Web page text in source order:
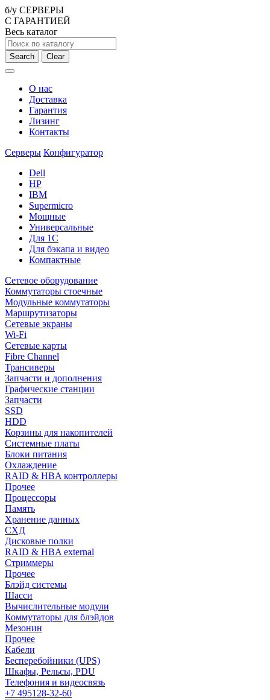
б/у СЕРВЕРЫ
С ГАРАНТИЕЙ
Весь каталог
Search Clear
О нас
Доставка
Гарантия
Лизинг
Контакты
Серверы Конфигуратор
Dell
HP
IBM
Supermicro
Мощные
Универсальные
Для 1С
Для бэкапа и видео
Компактные
Сетевое оборудование
Коммутаторы стоечные
Модульные коммутаторы
Маршрутизаторы
Сетевые экраны
Wi-Fi
Сетевые карты
Fibre Channel
Трансиверы
Запчасти и дополнения
Графические станции
Запчасти
SSD
HDD
Корзины для накопителей
Системные платы
Блоки питания
Охлаждение
RAID & HBA контроллеры
Прочее
Процессоры
Память
Хранение данных
СХД
Дисковые полки
RAID & HBA external
Стриммеры
Прочее
Блэйд системы
Шасси
Вычислительные модули
Коммутаторы для блэйдов
Мезонин
Прочее
Кабели
Бесперебойники (UPS)
Шкафы, Рельсы, PDU
Телефония и видеосвязь
+7 495128-32-60